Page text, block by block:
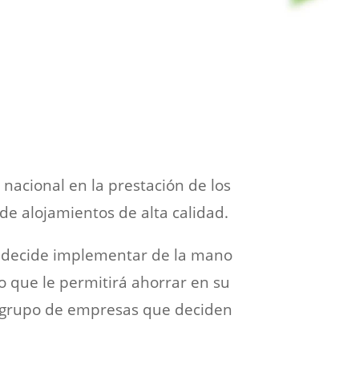
en la prestación de los
alojamientos de alta calidad.
implementar de la mano
que le permitirá ahorrar en su
de empresas que deciden